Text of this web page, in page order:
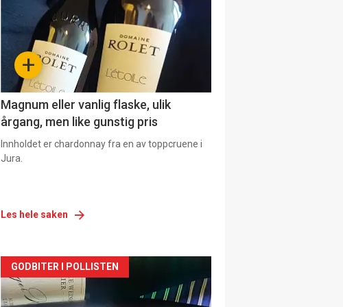
nå
+
Magnum eller vanlig flaske, ulik
årgang, men like gunstig pris
Innholdet er chardonnay fra en av toppcruene i
Jura.
Les hele saken
Forsiden
akkurat
GODBITER I POLLISTEN